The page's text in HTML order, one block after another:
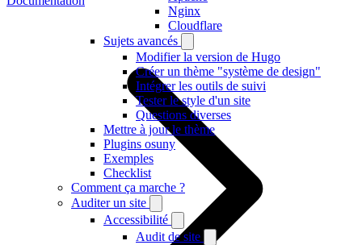
Nginx
Cloudflare
Sujets avancés
Modifier la version de Hugo
Créer un thème "système de design"
Intégrer les outils de suivi
Tester le style d'un site
Questions diverses
Mettre à jour le thème
Plugins osuny
Exemples
Checklist
Comment ça marche ?
Auditer un site
Accessibilité
Audit de site